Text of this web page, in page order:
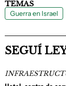
TEMAS
Guerra en Israel
SEGUÍ